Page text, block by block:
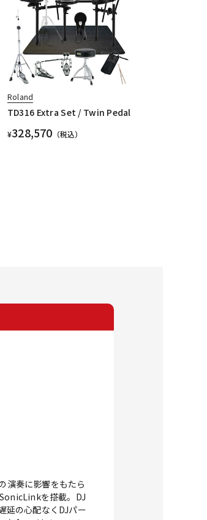
Roland
TD316 Extra Set / Twin Pedal
¥328,570 （税込）
演奏に影響をもたら
を搭載。DJ
延の心配なくDJパー